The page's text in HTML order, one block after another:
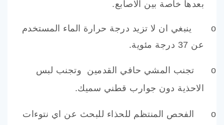
بعدها خاصة بين الاصابع.
o
ينبغي ان لا تزيد درجة حرارة الماء المستخدم
عن 37 درجة مئوية.
o
تجنب المشي حافي القدمين وتجنب لبس
الاحذية دون جوارب قطني سميك.
o
الفحص المنتظم للحذاء للبحث عن اي نتوءات